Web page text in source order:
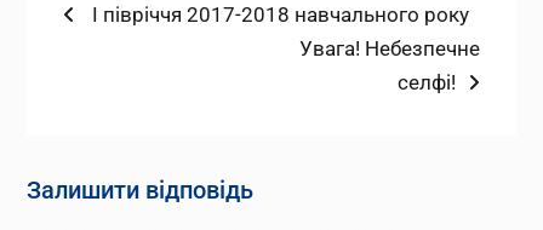
Навігація
Попередній
І півріччя 2017-2018 навчального року
Наступний
Увага! Небезпечне
селфі!
Залишити відповідь